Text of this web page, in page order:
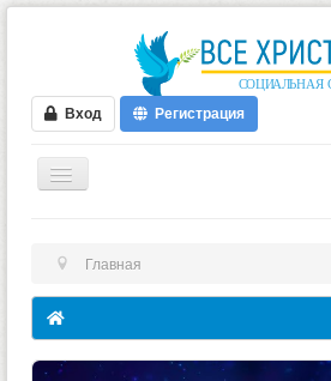
Вход Регистрация
ФОРУМ
ВИДЕО
БЛОГИ
Главная